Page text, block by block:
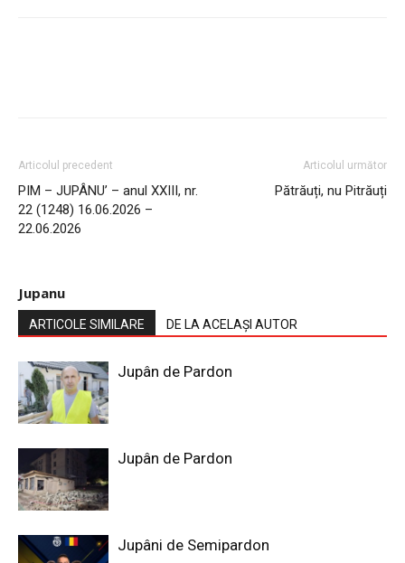
Articolul precedent
PIM – JUPÂNU’ – anul XXIII, nr.
22 (1248) 16.06.2026 –
22.06.2026
Articolul următor
Pătrăuți, nu Pitrăuți
Jupanu
ARTICOLE SIMILARE DE LA ACELAȘI AUTOR
Jupân de Pardon
Jupân de Pardon
Jupâni de Semipardon